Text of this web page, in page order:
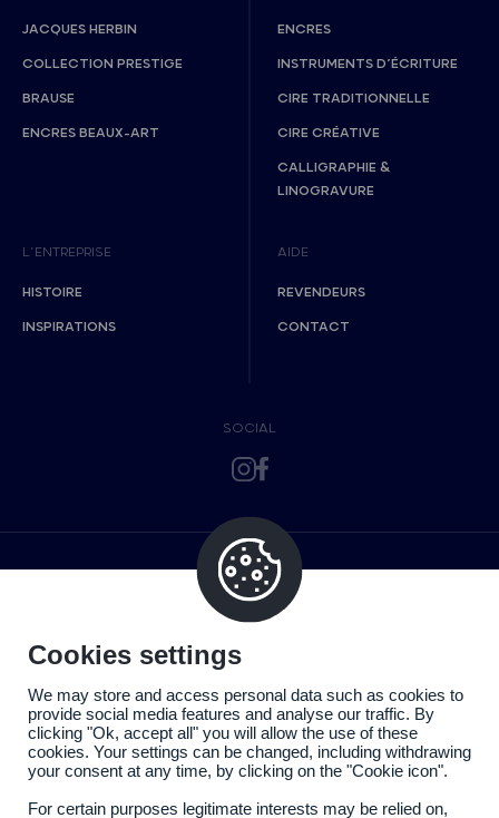
JACQUES HERBIN
COLLECTION PRESTIGE
BRAUSE
ENCRES BEAUX-ART
ENCRES
INSTRUMENTS D’ÉCRITURE
CIRE TRADITIONNELLE
CIRE CRÉATIVE
CALLIGRAPHIE &
LINOGRAVURE
L’ENTREPRISE
HISTOIRE
INSPIRATIONS
AIDE
REVENDEURS
CONTACT
SOCIAL
Cookies settings
We may store and access personal data such as cookies to
provide social media features and analyse our traffic. By
clicking "Ok, accept all" you will allow the use of these
cookies. Your settings can be changed, including withdrawing
your consent at any time, by clicking on the "Cookie icon".
For certain purposes legitimate interests may be relied on,